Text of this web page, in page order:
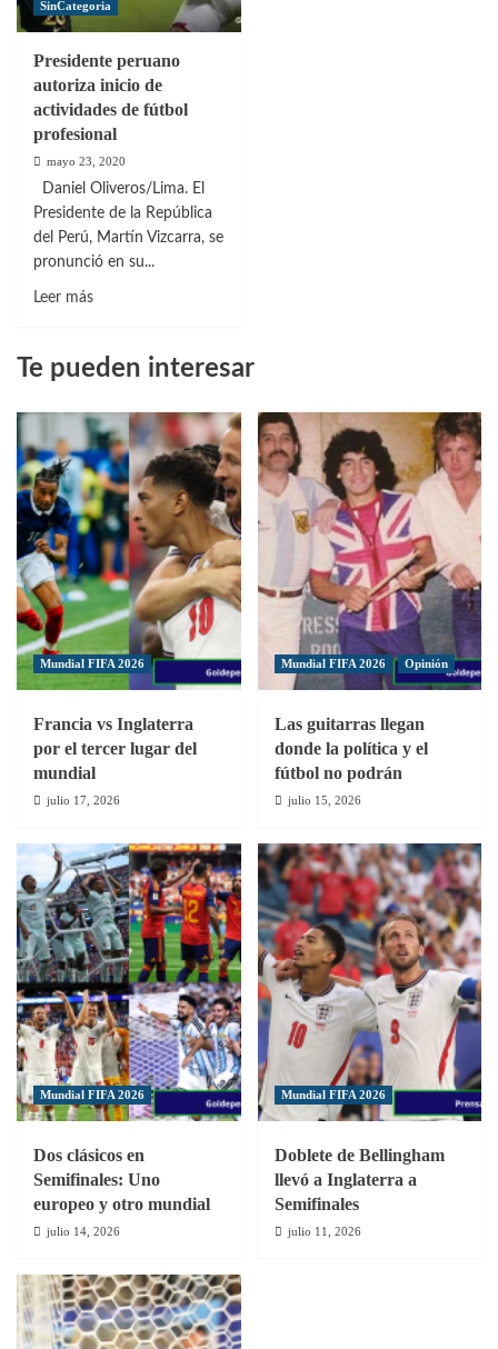
SinCategoria
Presidente peruano
autoriza inicio de
actividades de fútbol
profesional
mayo 23, 2020
Daniel Oliveros/Lima. El
Presidente de la República
del Perú, Martín Vizcarra, se
pronunció en su...
Leer másLeer
Presidente
autoriza
inicio
de
actividades
de
fútbol
profesional
Te pueden interesar
Mundial FIFA 2026
Francia vs Inglaterra
por el tercer lugar del
mundial
julio 17, 2026
Mundial FIFA 2026 Opinión
Las guitarras llegan
donde la política y el
fútbol no podrán
julio 15, 2026
Mundial FIFA 2026
Dos clásicos en
Semifinales: Uno
europeo y otro mundial
julio 14, 2026
Mundial FIFA 2026
Doblete de Bellingham
llevó a Inglaterra a
Semifinales
julio 11, 2026